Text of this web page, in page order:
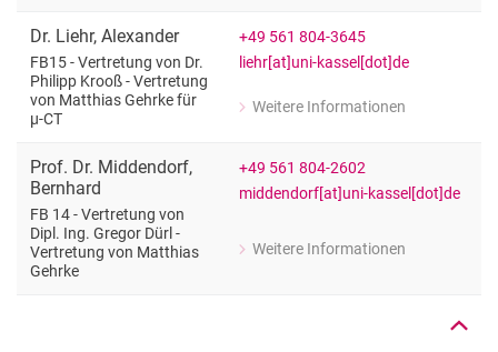
Dr. Liehr, Alexander
FB15 - Vertretung von Dr.
Philipp Krooß - Vertretung
von Matthias Gehrke für
µ-CT
+49 561 804-3645
liehr[at]uni-kassel[dot]de
Weitere Informationen
zu Dr. Alexander Liehr
Prof. Dr. Middendorf,
Bernhard
FB 14 - Vertretung von
Dipl. Ing. Gregor Dürl -
Vertretung von Matthias
Gehrke
+49 561 804-2602
middendorf[at]uni-kassel[dot]de
Weitere Informationen
zu Prof. Dr. Bernhard Middendorf